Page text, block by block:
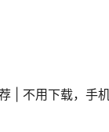
| 不用下载，手